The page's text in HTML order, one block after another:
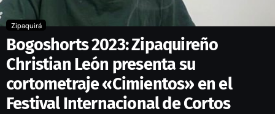
Zipaquirá
Bogoshorts 2023: Zipaquireño
Christian León presenta su
cortometraje «Cimientos» en el
Festival Internacional de Cortos